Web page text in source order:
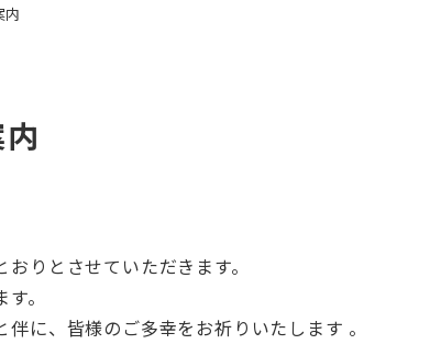
内
りとさせていただきます。
。
に、皆様のご多幸をお祈りいたします 。